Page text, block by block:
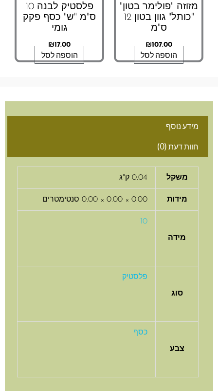
מזוזה "פולימר בטון"
"כותל" גוון בטון 12
ס"מ
₪107.00
הוספה לסל
פלסטיק לבנה 10
ס"מ "ש" כסף פקק
גומי
₪17.00
הוספה לסל
מידע נוסף
חוות דעת (0)
משקל 0.04 ק"ג
מידות 0.00 × 0.00 × 0.00 סנטימטרים
מידה
10
סוג
פלסטיק
צבע
כסף